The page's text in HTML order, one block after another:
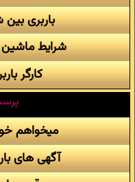
باربری
شرایط
کارگر
میخواهم
آگهی های